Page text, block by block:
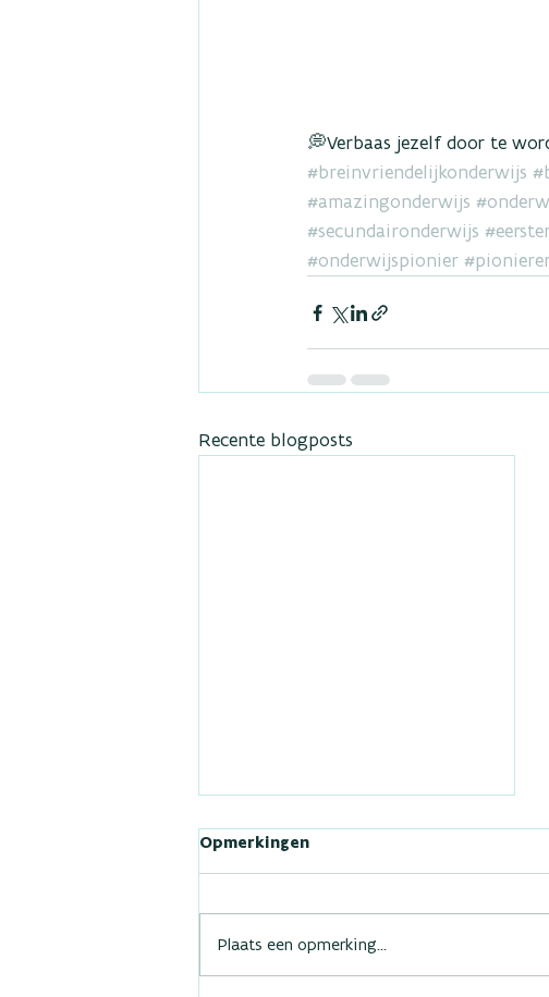
💭Verbaas jezelf door te
#breinvriendelijkonderwijs
#amazingonderwijs
#secundaironderwijs
#onderwijspionier
Recente blogposts
Opmerkingen
Plaats een opmerking...